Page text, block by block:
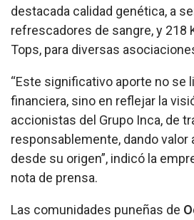
destacada calidad genética, a
refrescadores de sangre, y 218
Tops, para diversas
“Este significativo aporte no se
financiera, sino en reflejar la
accionistas del Grupo Inca, de
responsablemente, dando valor
desde su origen”, indicó la
nota de prensa.
Las comunidades puneñas de